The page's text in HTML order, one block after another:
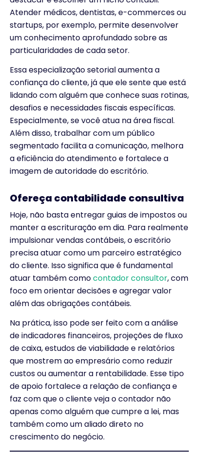
Atender médicos, dentistas, e-commerces ou
startups, por exemplo, permite desenvolver
um conhecimento aprofundado sobre as
particularidades de cada setor.
Essa especialização setorial aumenta a
confiança do cliente, já que ele sente que está
lidando com alguém que conhece suas rotinas,
desafios e necessidades fiscais específicas.
Especialmente, se você atua na área fiscal.
Além disso, trabalhar com um público
segmentado facilita a comunicação, melhora
a eficiência do atendimento e fortalece a
imagem de autoridade do escritório.
Ofereça contabilidade consultiva
Hoje, não basta entregar guias de impostos ou
manter a escrituração em dia. Para realmente
impulsionar vendas contábeis, o escritório
precisa atuar como um parceiro estratégico
do cliente. Isso significa que é fundamental
atuar também comocontador consultor, com
foco em orientar decisões e agregar valor
além das obrigações contábeis.
Na prática, isso pode ser feito com a análise
de indicadores financeiros, projeções de fluxo
de caixa, estudos de viabilidade e relatórios
que mostrem ao empresário como reduzir
custos ou aumentar a rentabilidade. Esse tipo
de apoio fortalece a relação de confiança e
faz com que o cliente veja o contador não
apenas como alguém que cumpre a lei, mas
também como um aliado direto no
crescimento do negócio.